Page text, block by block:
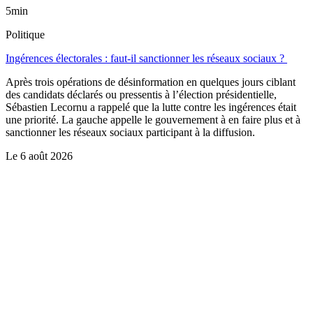
5min
Politique
Ingérences électorales : faut-il sanctionner les réseaux sociaux ?
Après trois opérations de désinformation en quelques jours ciblant
des candidats déclarés ou pressentis à l’élection présidentielle,
Sébastien Lecornu a rappelé que la lutte contre les ingérences était
une priorité. La gauche appelle le gouvernement à en faire plus et à
sanctionner les réseaux sociaux participant à la diffusion.
Le 6 août 2026